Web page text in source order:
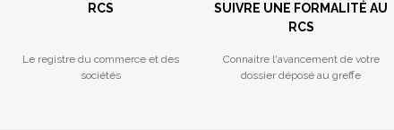
RCS
Le registre du commerce et des
sociétés
SUIVRE UNE FORMALITÉ AU
RCS
Connaitre l'avancement de votre
dossier déposé au greffe